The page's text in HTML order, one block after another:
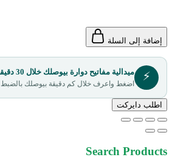
إضافة إلى السلة
⚡ ميدالية مفاتيح دوارة بيوصلك خلال 30 دقيقة
اضغط واعرف خلال كم دقيقة بيوصلك بالضبط
اطلب دايركت
Search Products